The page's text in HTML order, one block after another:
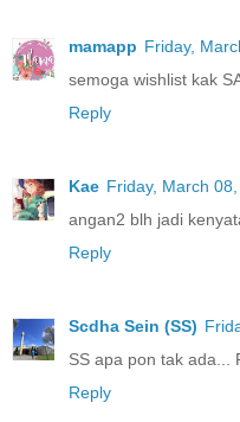
mamapp Friday,
semoga wishlist kak
Reply
Kae Friday, March
angan2 blh jadi
Reply
Scdha Sein (SS)
SS apa pon tak ada...
Reply